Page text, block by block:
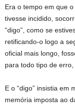
Era o tempo em que
tivesse incidido,
“digo”, como se
retificando-o logo a
oficial mais longo,
para todo tipo de
E o “digo” insistia em
memória imposta ao